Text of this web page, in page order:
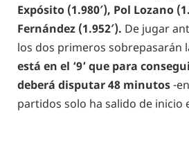
Expósito (1.980′), Pol Lozano
Fernández (1.952′). De jugar
los dos primeros sobrepasarán
está en el ‘9’ que para
deberá disputar 48 minutos-
partidos solo ha salido de inicio